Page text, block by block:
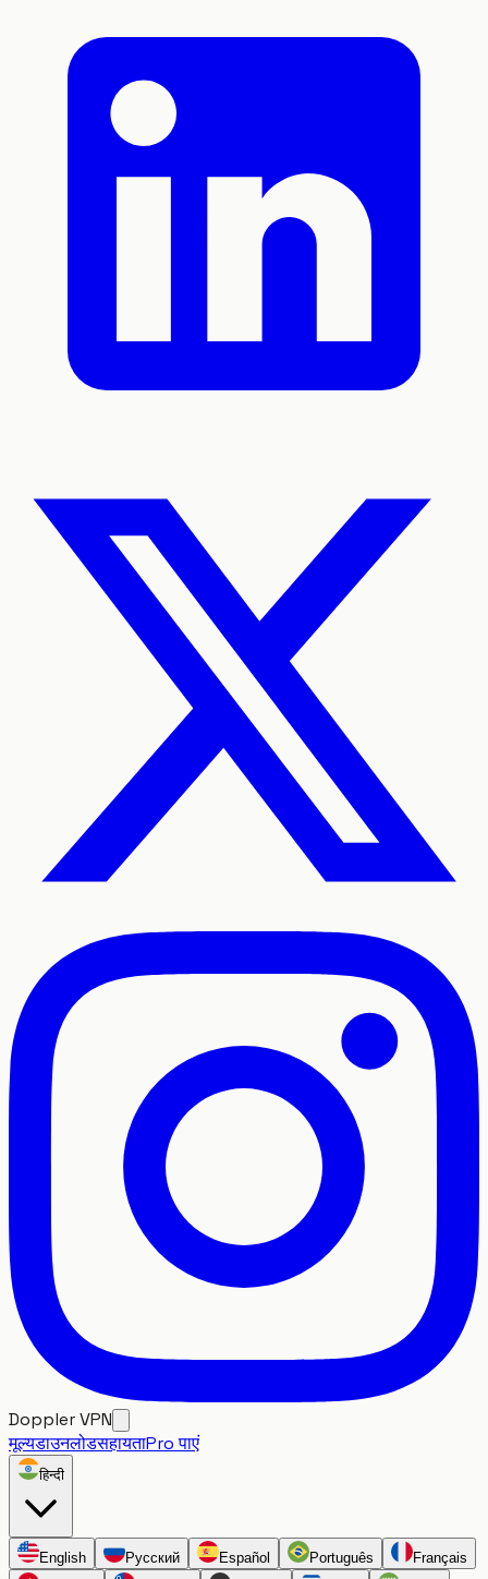
Doppler VPN
मूल्यडाउनलोडसहायताPro पाएं
हिन्दी
English Русский Español Português
Français